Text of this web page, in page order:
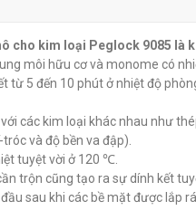
Pegalock 9501
0
cho kim loại Peglock 9085 là
môi hữu cơ và monome có
từ 5 đến 10 phút ở nhiệt độ
các kim loại khác nhau như
và độ bền va đập).
tuyệt vời ở 120 ℃.
trộn cũng tạo ra sự dính kết
sau khi các bề mặt được lắp